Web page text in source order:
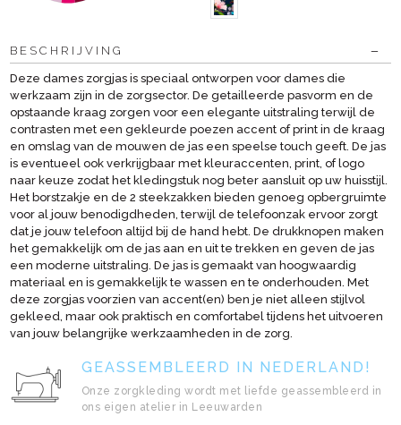
BESCHRIJVING
Deze dames zorgjas is speciaal ontworpen voor dames die
werkzaam zijn in de zorgsector. De getailleerde pasvorm en de
opstaande kraag zorgen voor een elegante uitstraling terwijl de
contrasten met een gekleurde poezen accent of print in de kraag
en omslag van de mouwen de jas een speelse touch geeft. De jas
is eventueel ook verkrijgbaar met kleuraccenten, print, of logo
naar keuze zodat het kledingstuk nog beter aansluit op uw huisstijl.
Het borstzakje en de 2 steekzakken bieden genoeg opbergruimte
voor al jouw benodigdheden, terwijl de telefoonzak ervoor zorgt
dat je jouw telefoon altijd bij de hand hebt. De drukknopen maken
het gemakkelijk om de jas aan en uit te trekken en geven de jas
een moderne uitstraling. De jas is gemaakt van hoogwaardig
materiaal en is gemakkelijk te wassen en te onderhouden. Met
deze zorgjas voorzien van accent(en) ben je niet alleen stijlvol
gekleed, maar ook praktisch en comfortabel tijdens het uitvoeren
van jouw belangrijke werkzaamheden in de zorg.
GEASSEMBLEERD IN NEDERLAND!
Onze zorgkleding wordt met liefde geassembleerd in
ons eigen atelier in Leeuwarden